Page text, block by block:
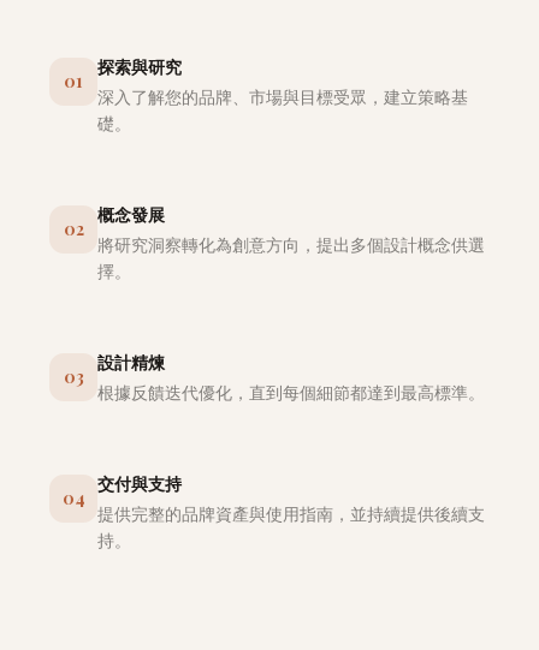
01
探索與研究
深入了解您的品牌、市場與目標受眾，建立策略基
礎。
02
概念發展
將研究洞察轉化為創意方向，提出多個設計概念供選
擇。
03
設計精煉
根據反饋迭代優化，直到每個細節都達到最高標準。
04
交付與支持
提供完整的品牌資產與使用指南，並持續提供後續支
持。